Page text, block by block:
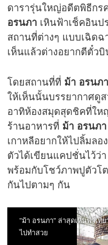
ดารารุ่นใหญ่อดีตพิธีกร
อรนภา เหินฟ้าเช็คอินป
สถานที่ต่างๆ แบบเฉิด
เห็นแล้วต่างอยากตีตั๋วบิ
โดยสถานที่ที่ ม้า อรนภา
ให้เห็นนั้นบรรยากาศดู
อาทิห้องสมุดสุดชิคที่ให
ร้านอาหารที่ ม้า อรนภา
เกาหลีอยากให้ไปลิ้มล
ตัวได้เขียนแคปชั่นไว้ว่า
พร้อมกับโชว์ภาพปูตัวโ
กันไปตามๆ กัน